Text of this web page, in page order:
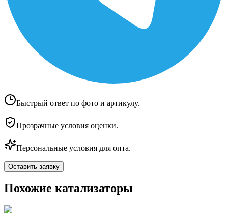
Быстрый ответ по фото и артикулу.
Прозрачные условия оценки.
Персональные условия для опта.
Оставить заявку
Похожие катализаторы